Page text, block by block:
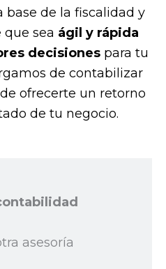
base de la fiscalidad y
sea ágil y rápida
decisionespara tu
de contabilizar
ofrecerte un retorno
de tu negocio.
asesoría